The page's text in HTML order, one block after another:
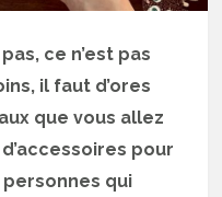
ce n’est pas
il faut d’ores
que vous allez
pour
qui